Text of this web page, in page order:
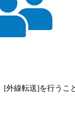
[外線転送]を行うこ